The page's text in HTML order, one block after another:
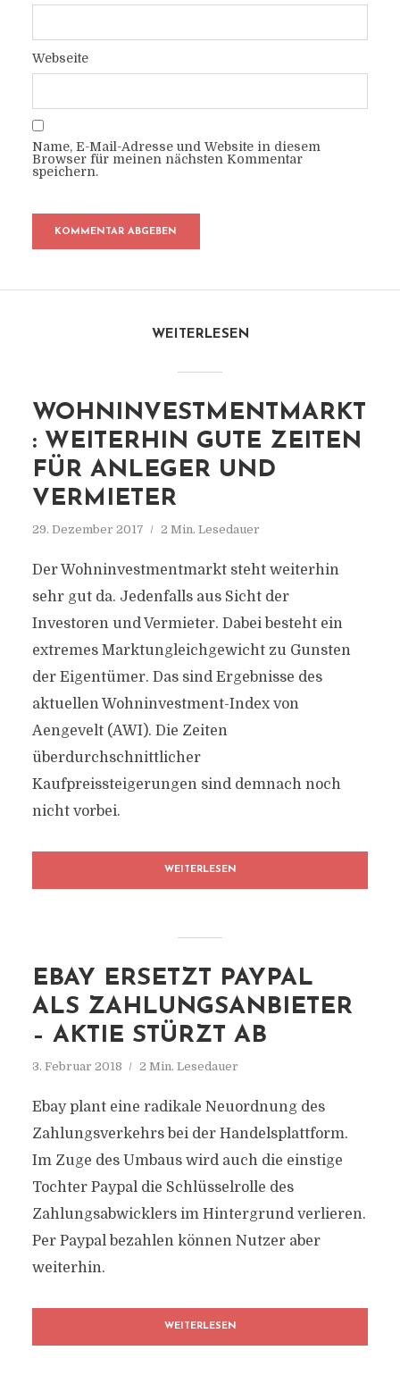
Webseite
Name, E-Mail-Adresse und Website in diesem
Browser für meinen nächsten Kommentar
speichern.
WEITERLESEN
WOHNINVESTMENTMARKT
: WEITERHIN GUTE ZEITEN
FÜR ANLEGER UND
VERMIETER
29. Dezember 2017 2 Min. Lesedauer
Der Wohninvestmentmarkt steht weiterhin
sehr gut da. Jedenfalls aus Sicht der
Investoren und Vermieter. Dabei besteht ein
extremes Marktungleich­gewicht zu Gunsten
der Eigentümer. Das sind Ergebnisse des
aktuellen Wohninvestment-Index von
Aengevelt (AWI). Die Zeiten
überdurchschnittlicher
Kaufpreissteigerungen sind demnach noch
nicht vorbei.
WEITERLESEN
EBAY ERSETZT PAYPAL
ALS ZAHLUNGSANBIETER
– AKTIE STÜRZT AB
3. Februar 2018 2 Min. Lesedauer
Ebay plant eine radikale Neuordnung des
Zahlungsverkehrs bei der Handelsplattform.
Im Zuge des Umbaus wird auch die einstige
Tochter Paypal die Schlüsselrolle des
Zahlungsabwicklers im Hintergrund verlieren.
Per Paypal bezahlen können Nutzer aber
weiterhin.
WEITERLESEN